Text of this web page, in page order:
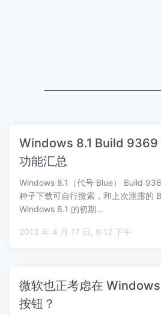
Windows 8.1 Build 9369
功能汇总
Windows 8.1（代号 Blue） Build
种子下载可自行搜索，和上次泄露的
Windows 8.1 的初期…
2013 年 4 月 17 日, 9:12 下午
微软也正考虑在
按钮？